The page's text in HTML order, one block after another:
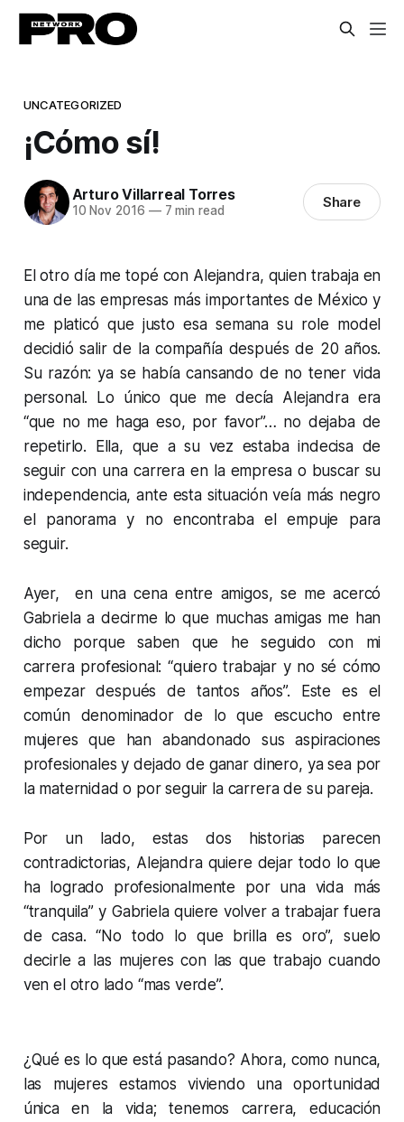
UNCATEGORIZED
¡Cómo sí!
Arturo Villarreal Torres
10 Nov 2016 —7 min read Share
El otro día me topé con Alejandra, quien trabaja en
una de las empresas más importantes de México y
me platicó que justo esa semana su role model
decidió salir de la compañía después de 20 años.
Su razón: ya se había cansando de no tener vida
personal. Lo único que me decía Alejandra era
“que no me haga eso, por favor”… no dejaba de
repetirlo. Ella, que a su vez estaba indecisa de
seguir con una carrera en la empresa o buscar su
independencia, ante esta situación veía más negro
el panorama y no encontraba el empuje para
seguir.
Ayer, en una cena entre amigos, se me acercó
Gabriela a decirme lo que muchas amigas me han
dicho porque saben que he seguido con mi
carrera profesional: “quiero trabajar y no sé cómo
empezar después de tantos años”. Este es el
común denominador de lo que escucho entre
mujeres que han abandonado sus aspiraciones
profesionales y dejado de ganar dinero, ya sea por
la maternidad o por seguir la carrera de su pareja.
Por un lado, estas dos historias parecen
contradictorias, Alejandra quiere dejar todo lo que
ha logrado profesionalmente por una vida más
“tranquila” y Gabriela quiere volver a trabajar fuera
de casa. “No todo lo que brilla es oro”, suelo
decirle a las mujeres con las que trabajo cuando
ven el otro lado “mas verde”.
¿Qué es lo que está pasando? Ahora, como nunca,
las mujeres estamos viviendo una oportunidad
única en la vida; tenemos carrera, educación